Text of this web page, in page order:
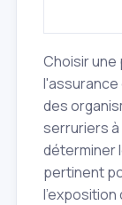
Choisir
des
serruriers
déterminer
pertinent
l'exposition